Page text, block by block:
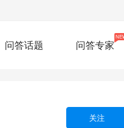
问答话题 问答专家
关注